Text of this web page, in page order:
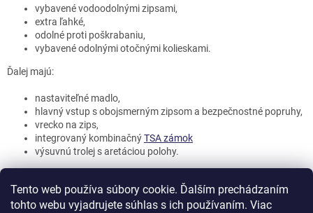
Tento web používa súbory cookie. Ďalším prechádzaním
tohto webu vyjadrujete súhlas s ich používaním. Viac
k
ý
vybavené vodoodolnými zipsami,
extra ľahké,
odolné proti poškrabaniu,
vybavené odolnými otočnými kolieskami.
Ďalej majú:
nastaviteľné madlo,
hlavný vstup s obojsmerným zipsom a bezpečnostné popruhy,
vrecko na zips,
integrovaný kombinačnýTSA zámok
výsuvnú trolej s aretáciou polohy.
kozmetickú taštičkualebo notebook a knižku. Všetko, čo potrebujete
mať po ruke na svojich cestách.